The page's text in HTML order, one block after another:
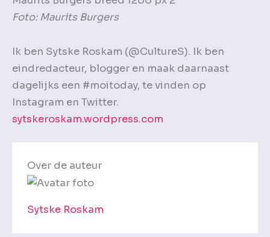
Foto: Maurits Burgers
Ik ben Sytske Roskam (@CultureS). Ik ben
eindredacteur, blogger en maak daarnaast
dagelijks een #moitoday, te vinden op
Instagram en Twitter.
sytskeroskam.wordpress.com
Over de auteur
Sytske Roskam